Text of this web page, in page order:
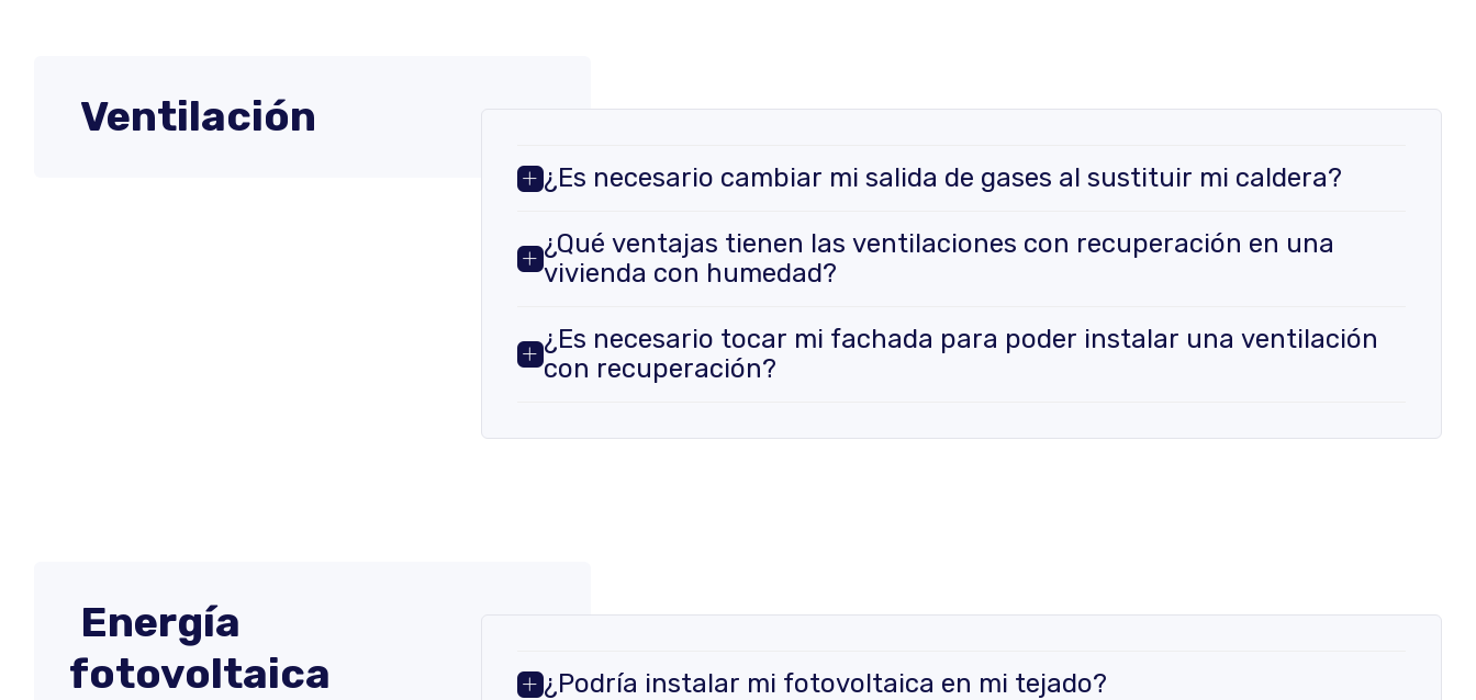
Ventilación
¿Es necesario cambiar mi salida de gases al sustituir mi caldera?
¿Qué ventajas tienen las ventilaciones con recuperación en una
vivienda con humedad?
¿Es necesario tocar mi fachada para poder instalar una ventilación
con recuperación?
Energía
fotovoltaica
¿Podría instalar mi fotovoltaica en mi tejado?